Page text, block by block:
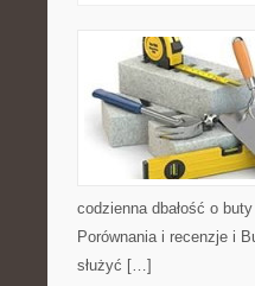
codzienna dbałość o
Porównania i recenzje i
służyć […]